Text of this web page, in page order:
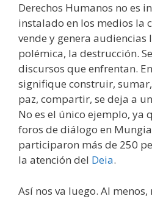
Derechos Humanos no es
instalado en los medios la
vende y genera audiencias
polémica, la destrucción.
discursos que enfrentan.
signifique construir,
paz, compartir, se deja a
No es el único ejemplo, ya
foros de diálogo en
participaron más de 250
la atención del Deia.
Así nos va luego. Al